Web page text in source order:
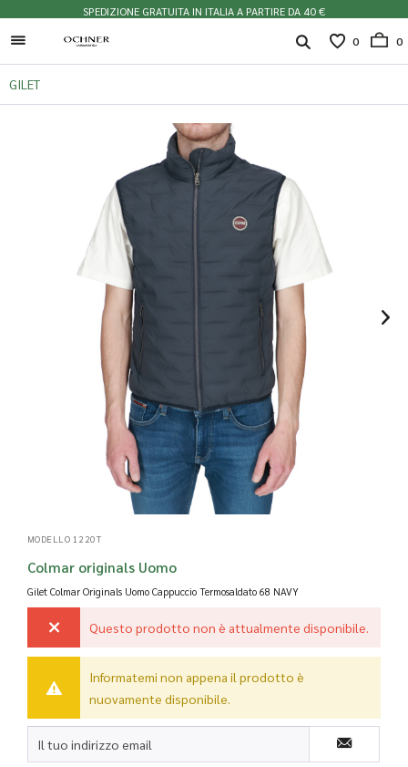
SPEDIZIONE GRATUITA IN ITALIA A PARTIRE DA 40 €
0 0
GILET
MODELLO 1220T
Colmar originals Uomo
Gilet Colmar Originals Uomo Cappuccio Termosaldato 68 NAVY
Questo prodotto non è attualmente disponibile.
Informatemi non appena il prodotto è
nuovamente disponibile.